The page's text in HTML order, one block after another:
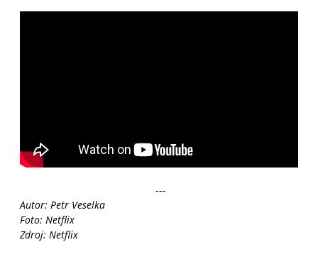
---
Autor: Petr Veselka
Foto: Netflix
Zdroj: Netflix